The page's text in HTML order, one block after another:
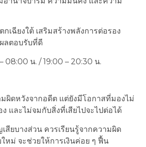
เฉียงใต้ เสริมสร้างพลังการต่อรอง
ลตอบรับที่ดี
08:00 น. / 19:00 – 20:30 น.
ผิดหวังจากอดีต แต่ยังมีโอกาสที่มองไม่
และไม่จมกับสิ่งที่เสียไปจะไปต่อได้
เสียบางส่วน ควรเรียนรู้จากความผิด
หม่ จะช่วยให้การเงินค่อย ๆ ฟื้น